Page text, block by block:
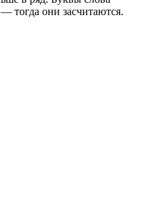
тогда они засчитаются.